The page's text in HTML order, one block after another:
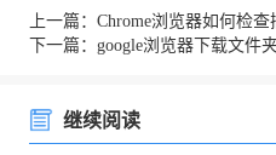
上一篇：Chrome浏览器如何检
下一篇：google浏览器下载文件
继续阅读